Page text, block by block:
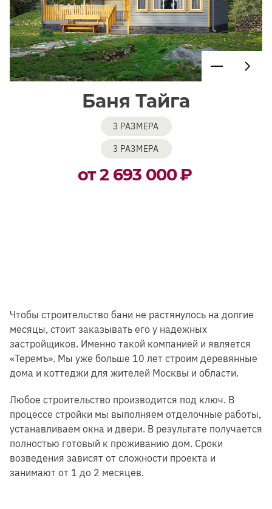
Баня Тайга
3 РАЗМЕРА
3 РАЗМЕРА
от 2 693 000₽
Чтобы строительство бани не растянулось на долгие
месяцы, стоит заказывать его у надежных
застройщиков. Именно такой компанией и является
«Теремъ». Мы уже больше 10 лет строим деревянные
дома и коттеджи для жителей Москвы и области.
Любое строительство производится под ключ. В
процессе стройки мы выполняем отделочные работы,
устанавливаем окна и двери. В результате получается
полностью готовый к проживанию дом. Сроки
возведения зависят от сложности проекта и
занимают от 1 до 2 месяцев.